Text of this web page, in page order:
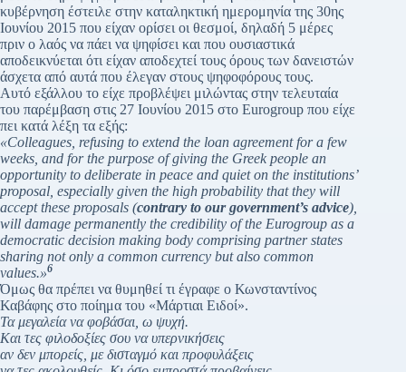
κυβέρνηση έστειλε στην καταληκτική ημερομηνία της 30ης
Ιουνίου 2015 που είχαν ορίσει οι θεσμοί, δηλαδή 5 μέρες
πριν ο λαός να πάει να ψηφίσει και που ουσιαστικά
αποδεικνύεται ότι είχαν αποδεχτεί τους όρους των δανειστών
άσχετα από αυτά που έλεγαν στους ψηφοφόρους τους.
Αυτό εξάλλου το είχε προβλέψει μιλώντας στην τελευταία
του παρέμβαση στις 27 Ιουνίου 2015 στο Eurogroup που είχε
πει κατά λέξη τα εξής:
«Colleagues, refusing to extend the loan agreement for a few
weeks, and for the purpose of giving the Greek people an
opportunity to deliberate in peace and quiet on the institutions’
proposal, especially given the high probability that they will
accept these proposals (contrary to our government’s advice),
will damage permanently the credibility of the Eurogroup as a
democratic decision making body comprising partner states
sharing not only a common currency but also common
values.»6
Όμως θα πρέπει να θυμηθεί τι έγραφε ο Κωνσταντίνος
Καβάφης στο ποίημα του «Μάρτιαι Ειδοί».
Τα μεγαλεία να φοβάσαι, ω ψυχή.
Και τες φιλοδοξίες σου να υπερνικήσεις
αν δεν μπορείς, με δισταγμό και προφυλάξεις